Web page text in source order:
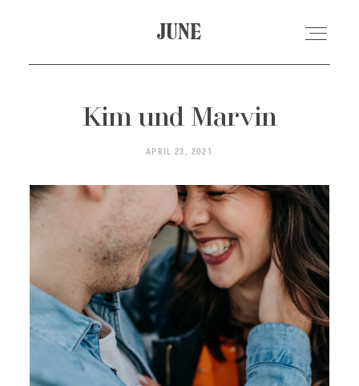
JUNE
JUNE
HALLO!
MIA
ANGEBOTE
GALERIEN
KONTAKT
Kim und Marvin
APRIL 23, 2021